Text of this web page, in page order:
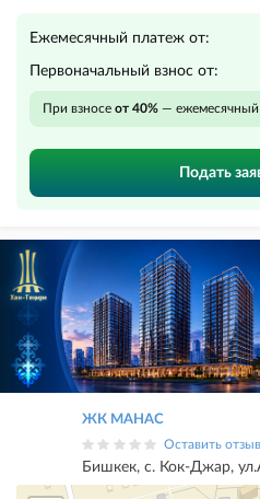
Ежемесячный платеж от:
Первоначальный взнос от:
При взносе от 40% —
Подать
ЖК МАНАС
Оставить
Бишкек, с. Кок-Джар,